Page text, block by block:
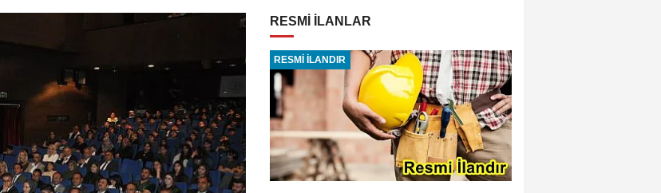
RESMİ İLANLAR
RESMİ İLANDIR